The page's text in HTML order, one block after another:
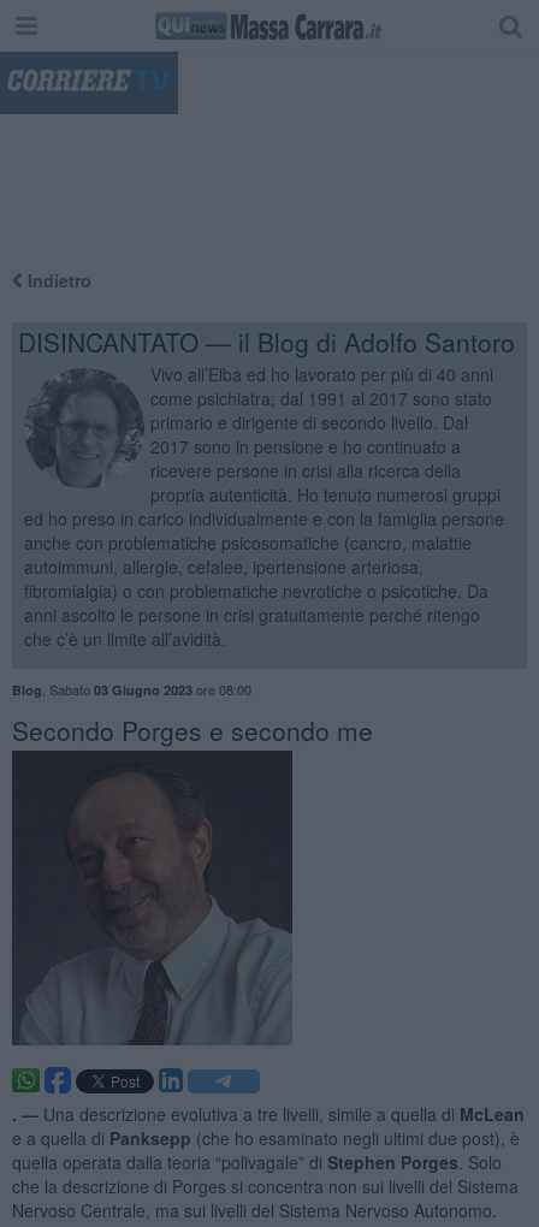
Indietro
DISINCANTATO — il Blog di Adolfo Santoro
Vivo all’Elba ed ho lavorato per più di 40 anni
come psichiatra; dal 1991 al 2017 sono stato
primario e dirigente di secondo livello. Dal
2017 sono in pensione e ho continuato a
ricevere persone in crisi alla ricerca della
propria autenticità. Ho tenuto numerosi gruppi
ed ho preso in carico individualmente e con la famiglia persone
anche con problematiche psicosomatiche (cancro, malattie
autoimmuni, allergie, cefalee, ipertensione arteriosa,
fibromialgia) o con problematiche nevrotiche o psicotiche. Da
anni ascolto le persone in crisi gratuitamente perché ritengo
che c’è un limite all’avidità.
Blog Sabato 03 Giugno 2023ore 08:00
​Secondo Porges e secondo me
. — Una descrizione evolutiva a tre livelli, simile a quella di McLean
e a quella di Panksepp (che ho esaminato negli ultimi due post), è
quella operata dalla teoria “polivagale” di Stephen Porges . Solo
che la descrizione di Porges si concentra non sui livelli del Sistema
Nervoso Centrale, ma sui livelli del Sistema Nervoso Autonomo.